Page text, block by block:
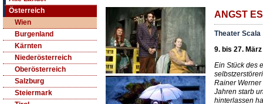
Österreich
Wien
Burgenland
Kärnten
Niederösterreich
Oberösterreich
Salzburg
Steiermark
ANGST
Theater Scala
9. bis 27.
Ein Stück des
Rainer
Jahren starb
hinterlassen